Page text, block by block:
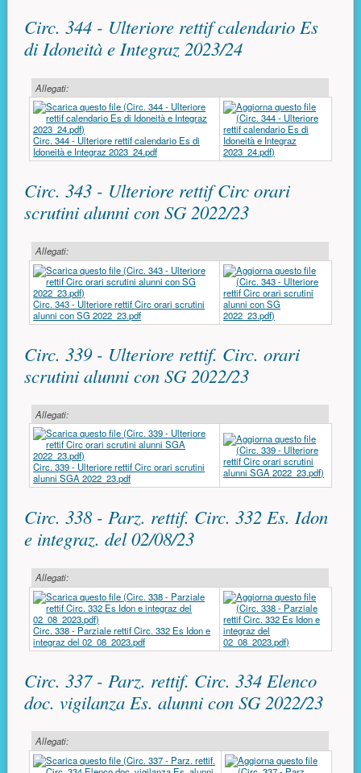
Circ. 344 - Ulteriore rettif calendario Es
di Idoneità e Integraz 2023/24
Allegati:
Circ. 344 - Ulteriore rettif calendario Es di
Idoneità e Integraz 2023_24.pdf
Circ. 343 - Ulteriore rettif Circ orari
scrutini alunni con SG 2022/23
Allegati:
Circ. 343 - Ulteriore rettif Circ orari scrutini
alunni con SG 2022_23.pdf
Circ. 339 - Ulteriore rettif. Circ. orari
scrutini alunni con SG 2022/23
Allegati:
Circ. 339 - Ulteriore rettif Circ orari scrutini
alunni SGA 2022_23.pdf
Circ. 338 - Parz. rettif. Circ. 332 Es. Idon
e integraz. del 02/08/23
Allegati:
Circ. 338 - Parziale rettif Circ. 332 Es Idon e
integraz del 02_08_2023.pdf
Circ. 337 - Parz. rettif. Circ. 334 Elenco
doc. vigilanza Es. alunni con SG 2022/23
Allegati: